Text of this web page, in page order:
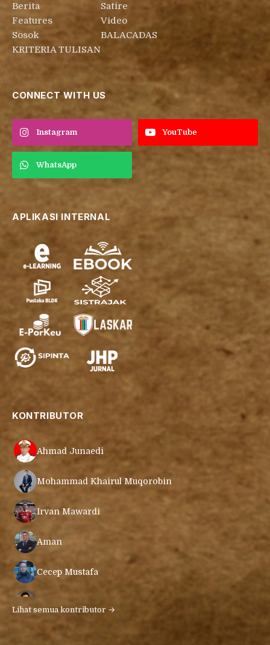
Berita
Features
Sosok
KRITERIA TULISAN
Satire
Video
BALACADAS
CONNECT WITH US
Instagram YouTube
WhatsApp
APLIKASI INTERNAL
KONTRIBUTOR
Ahmad Junaedi
Mohammad Khairul Muqorobin
Irvan Mawardi
Aman
Cecep Mustafa
Ari Gunawan
Lihat semua kontributor →